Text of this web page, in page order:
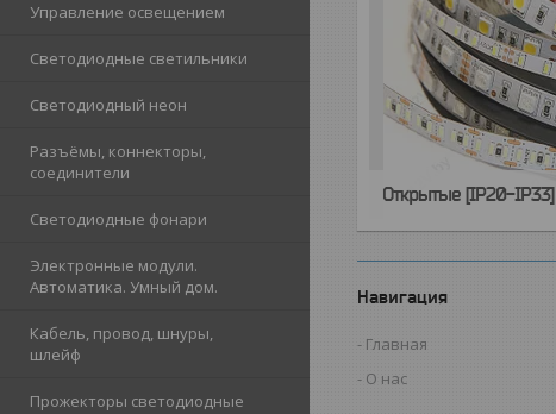
Управление освещением
Светодиодные светильники
Светодиодный неон
Разъёмы, коннекторы,
соединители
Светодиодные фонари
Электронные модули.
Автоматика. Умный дом.
Кабель, провод, шнуры,
шлейф
Прожекторы светодиодные
Открытые [IP20-IP33]
Навигация
Главная
О нас